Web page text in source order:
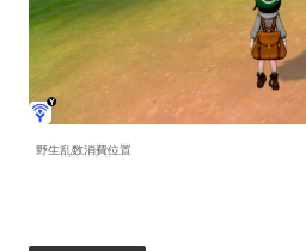
野生乱数消費位置